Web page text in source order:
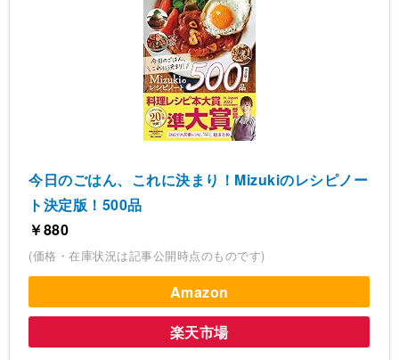
今日のごはん、これに決まり！Mizukiのレシピノー
ト決定版！500品
￥880
(価格・在庫状況は記事公開時点のものです)
Amazon
楽天市場